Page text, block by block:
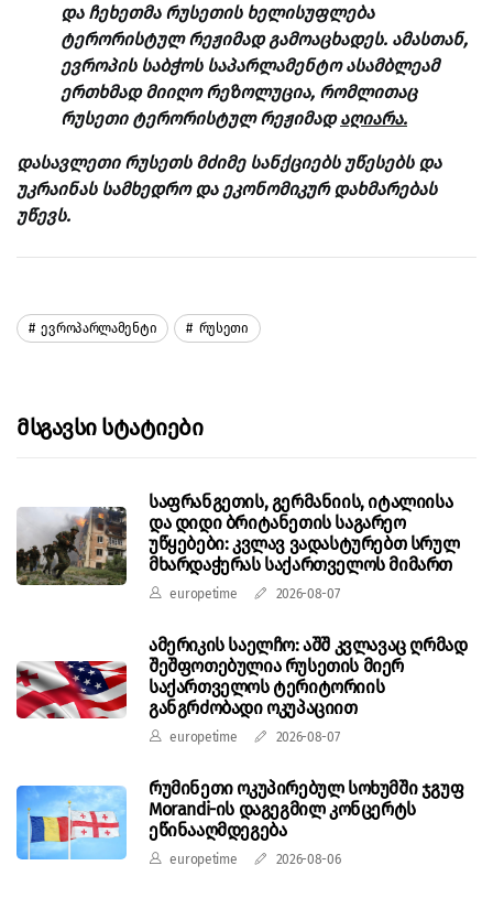
და ჩეხეთმა რუსეთის ხელისუფლება
ტერორისტულ რეჟიმად გამოაცხადეს. ამასთან,
ევროპის საბჭოს საპარლამენტო ასამბლეამ
ერთხმად მიიღო რეზოლუცია, რომლითაც
რუსეთი ტერორისტულ რეჟიმადაღიარა.
დასავლეთი რუსეთს მძიმე სანქციებს უწესებს და
უკრაინას სამხედრო და ეკონომიკურ დახმარებას
უწევს.
Ევროპარლამენტი Რუსეთი
Მსგავსი Სტატიები
საფრანგეთის, გერმანიის, იტალიისა
და დიდი ბრიტანეთის საგარეო
უწყებები: კვლავ ვადასტურებთ სრულ
მხარდაჭერას საქართველოს მიმართ
europetime 2026-08-07
ამერიკის საელჩო: აშშ კვლავაც ღრმად
შეშფოთებულია რუსეთის მიერ
საქართველოს ტერიტორიის
განგრძობადი ოკუპაციით
europetime 2026-08-07
რუმინეთი ოკუპირებულ სოხუმში ჯგუფ
Morandi-ის დაგეგმილ კონცერტს
ეწინააღმდეგება
europetime 2026-08-06